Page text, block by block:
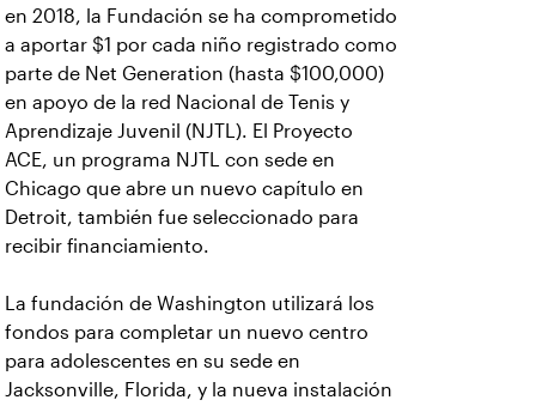
en 2018, la Fundación se ha comprometido
a aportar $1 por cada niño registrado como
parte de Net Generation (hasta $100,000)
en apoyo de la red Nacional de Tenis y
Aprendizaje Juvenil (NJTL). El Proyecto
ACE, un programa NJTL con sede en
Chicago que abre un nuevo capítulo en
Detroit, también fue seleccionado para
recibir financiamiento.
La fundación de Washington utilizará los
fondos para completar un nuevo centro
para adolescentes en su sede en
Jacksonville, Florida, y la nueva instalación